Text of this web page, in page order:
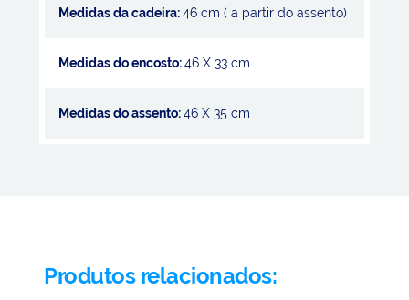
Medidas da cadeira:46 cm ( a partir do assento)
Medidas do encosto:46 X 33 cm
Medidas do assento:46 X 35 cm
Produtos relacionados: